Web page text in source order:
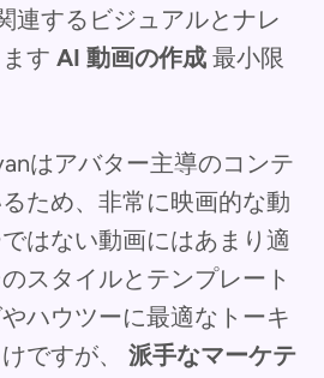
連するビジュアルとナレ
す AI 動画の作成 最小限
はアバター主導のコンテ
ため、非常に映画的な動
はない動画にはあまり適
スタイルとテンプレート
ハウツーに最適なトーキ
ですが、 派手なマーケテ